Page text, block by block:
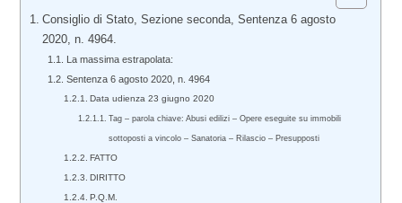
Consiglio di Stato, Sezione seconda, Sentenza 6 agosto
2020, n. 4964.
La massima estrapolata:
Sentenza 6 agosto 2020, n. 4964
Data udienza 23 giugno 2020
Tag – parola chiave: Abusi edilizi – Opere eseguite su immobili
sottoposti a vincolo – Sanatoria – Rilascio – Presupposti
FATTO
DIRITTO
P.Q.M.